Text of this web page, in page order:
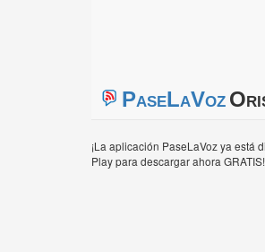
PaseLaVoz
¡La aplicación PaseLaVoz ya está
Play para descargar ahora GRATIS!